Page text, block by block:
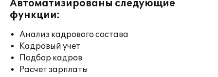
Автоматизированы следующие
функции:
Анализ кадрового состава
Кадровый учет
Подбор кадров
Расчет зарплаты